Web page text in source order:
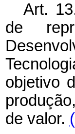
Art.
de
objetivo
de valor.